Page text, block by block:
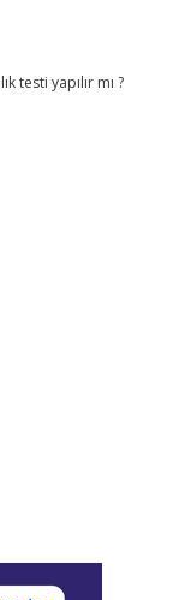
testi yapılır mı ?